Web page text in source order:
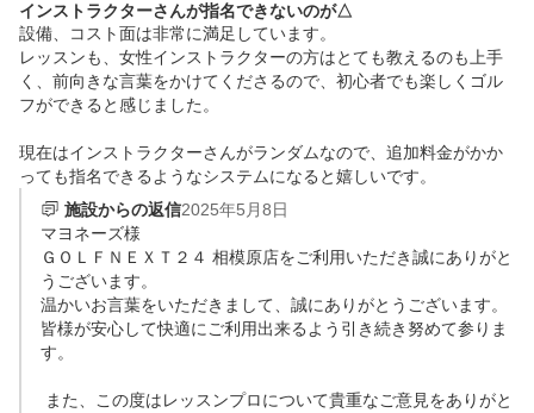
インストラクターさんが指名できないのが△
設備、コスト面は非常に満足しています。
レッスンも、女性インストラクターの方はとても教えるのも上手
く、前向きな言葉をかけてくださるので、初心者でも楽しくゴル
フができると感じました。
現在はインストラクターさんがランダムなので、追加料金がかか
っても指名できるようなシステムになると嬉しいです。
施設からの返信2025年5月8日
マヨネーズ様
ＧＯＬＦＮＥＸＴ２４ 相模原店をご利用いただき誠にありがと
うございます。
温かいお言葉をいただきまして、誠にありがとうございます。
皆様が安心して快適にご利用出来るよう引き続き努めて参りま
す。